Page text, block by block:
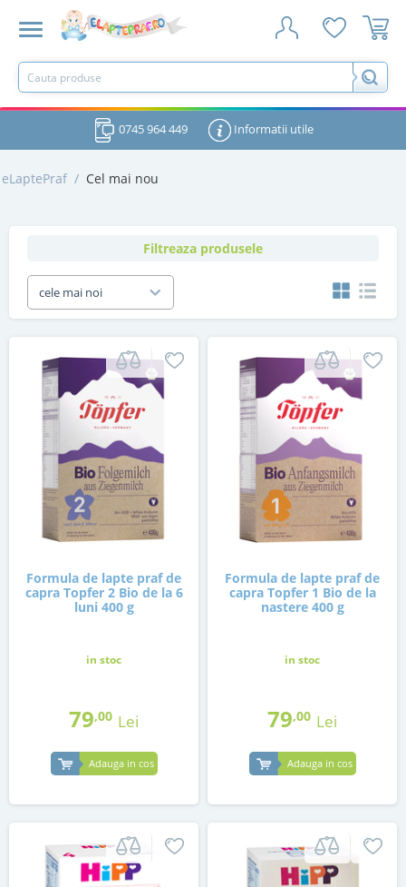
0745 964 449 Informatii utile
eLaptePraf / Cel mai nou
Filtreaza produsele
cele mai noi
Formula de lapte praf de
capra Topfer 2 Bio de la 6
luni 400 g
in stoc
79,00 Lei
Adauga in cos
Formula de lapte praf de
capra Topfer 1 Bio de la
nastere 400 g
in stoc
79,00 Lei
Adauga in cos